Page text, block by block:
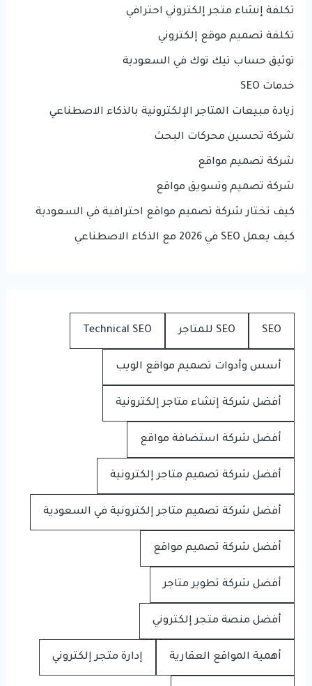
تكلفة إنشاء متجر إلكتروني احترافي
تكلفة تصميم موقع إلكتروني
توثيق حساب تيك توك في السعودية
خدمات SEO
زيادة مبيعات المتاجر الإلكترونية بالذكاء الاصطناعي
شركة تحسين محركات البحث
شركة تصميم مواقع
شركة تصميم وتسويق مواقع
كيف تختار شركة تصميم مواقع احترافية في السعودية
كيف يعمل SEO في 2026 مع الذكاء الاصطناعي
SEO SEO للمتاجر Technical SEO
أسس وأدوات تصميم مواقع الويب
أفضل شركة إنشاء متاجر إلكترونية
أفضل شركة استضافة مواقع
أفضل شركة تصميم متاجر إلكترونية
أفضل شركة تصميم متاجر إلكترونية في السعودية
أفضل شركة تصميم مواقع
أفضل شركة تطوير متاجر
أفضل منصة متجر إلكتروني
أهمية المواقع العقارية إدارة متجر إلكتروني